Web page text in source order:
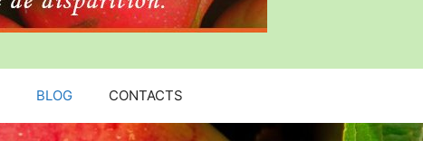
BLOG CONTACTS